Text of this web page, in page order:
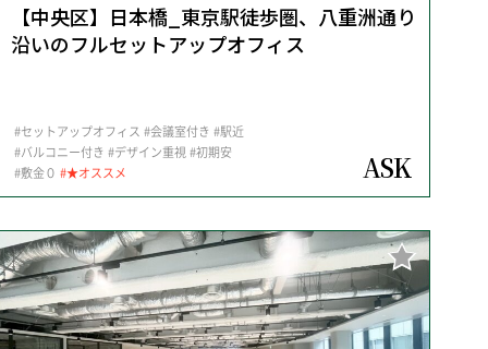
【中央区】日本橋_東京駅徒歩圏、八重洲通り
沿いのフルセットアップオフィス
#セットアップオフィス #会議室付き #駅近
#バルコニー付き #デザイン重視#初期安
#敷金０ #★オススメ ASK